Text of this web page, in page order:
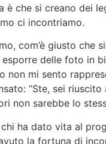
che si creano dei
ci incontriamo.
com’è giusto che
delle foto in
non mi sento
“Ste, sei
non sarebbe lo
ha dato vita al
la fortuna di